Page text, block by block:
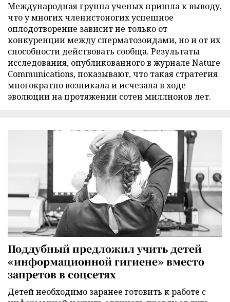
Международная группа ученых пришла к выводу,
что у многих членистоногих успешное
оплодотворение зависит не только от
конкуренции между сперматозоидами, но и от их
способности действовать сообща. Результаты
исследования, опубликованного в журнале Nature
Communications, показывают, что такая стратегия
многократно возникала и исчезала в ходе
эволюции на протяжении сотен миллионов лет.
Поддубный предложил учить детей
«информационной гигиене» вместо
запретов в соцсетях
Детей необходимо заранее готовить к работе с